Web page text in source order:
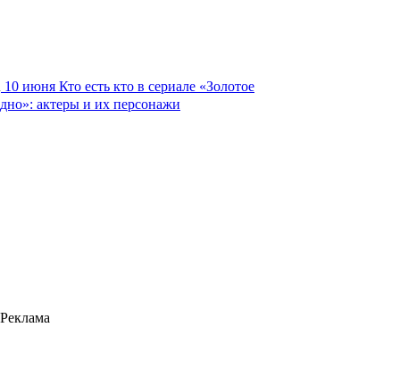
10 июня Кто есть кто в сериале «Золотое
дно»: актеры и их персонажи
Реклама